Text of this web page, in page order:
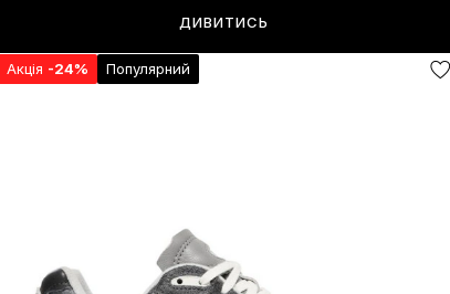
ДИВИТИСЬ
Акція -24% Популярний